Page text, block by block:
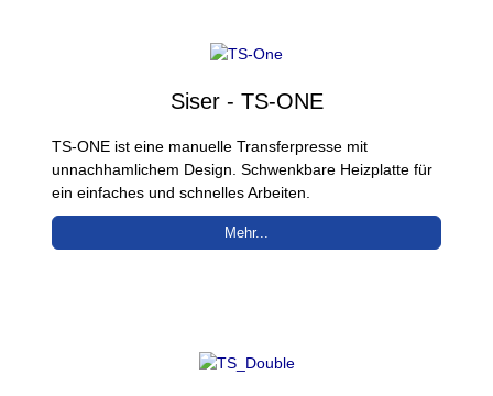
Siser - TS-ONE
TS-ONE ist eine manuelle Transferpresse mit
unnachhamlichem Design. Schwenkbare Heizplatte für
ein einfaches und schnelles Arbeiten.
Mehr...